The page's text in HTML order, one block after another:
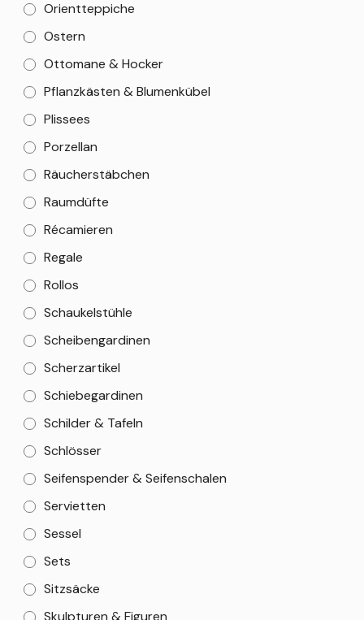
Orientteppiche
Ostern
Ottomane & Hocker
Pflanzkästen & Blumenkübel
Plissees
Porzellan
Räucherstäbchen
Raumdüfte
Récamieren
Regale
Rollos
Schaukelstühle
Scheibengardinen
Scherzartikel
Schiebegardinen
Schilder & Tafeln
Schlösser
Seifenspender & Seifenschalen
Servietten
Sessel
Sets
Sitzsäcke
Skulpturen & Figuren